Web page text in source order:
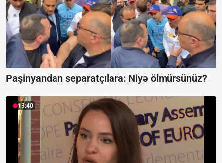
Paşinyandan separatçılara: Niyə ölmürsünüz?
13:40